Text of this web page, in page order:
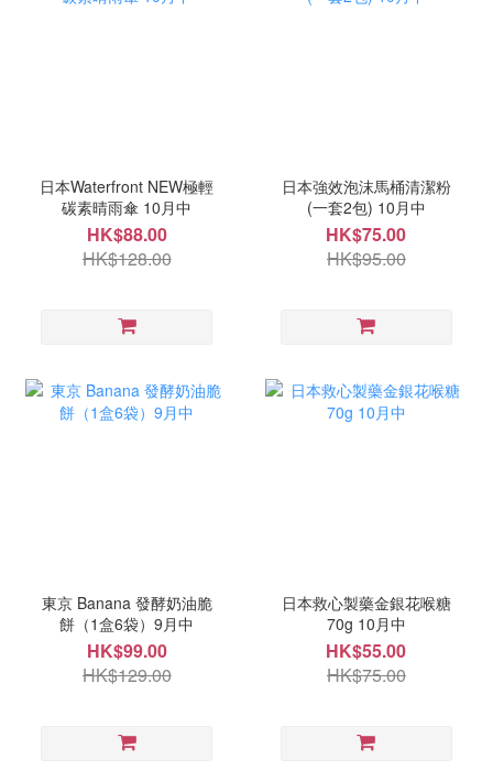
日本Waterfront NEW極輕
碳素晴雨傘 10月中
HK$88.00
HK$128.00
日本強效泡沫馬桶清潔粉
(一套2包) 10月中
HK$75.00
HK$95.00
東京 Banana 發酵奶油脆
餅（1盒6袋）9月中
HK$99.00
HK$129.00
日本救心製藥金銀花喉糖
70g 10月中
HK$55.00
HK$75.00